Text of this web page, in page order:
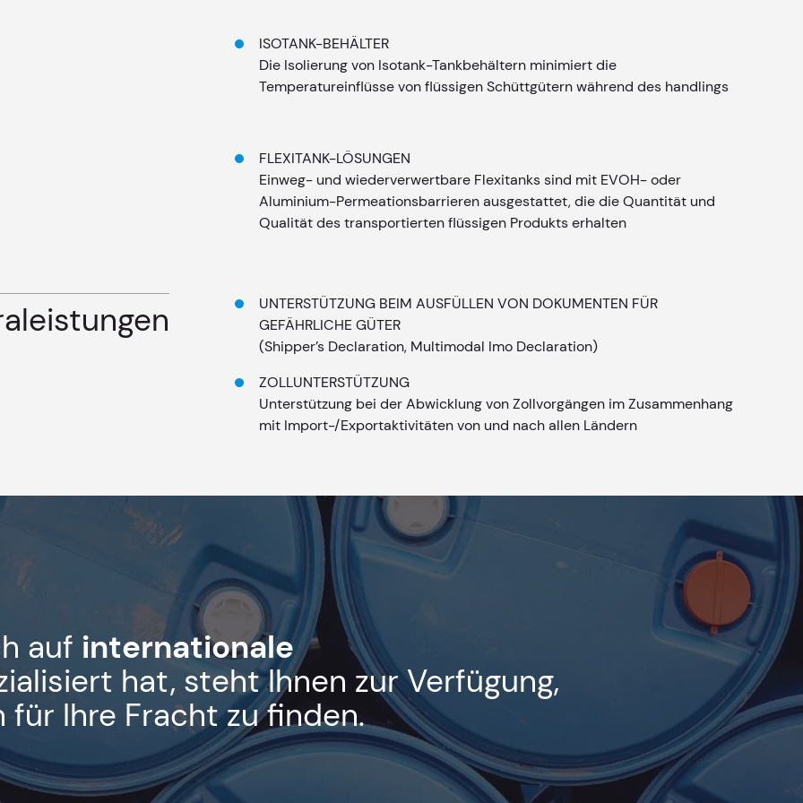
ISOTANK-BEHÄLTER
Die Isolierung von Isotank-Tankbehältern minimiert die
Temperatureinflüsse von flüssigen Schüttgütern während des handlings
FLEXITANK-LÖSUNGEN
Einweg- und wiederverwertbare Flexitanks sind mit EVOH- oder
Aluminium-Permeationsbarrieren ausgestattet, die die Quantität und
Qualität des transportierten flüssigen Produkts erhalten
UNTERSTÜTZUNG BEIM AUSFÜLLEN VON DOKUMENTEN FÜR
GEFÄHRLICHE GÜTER
(Shipper’s Declaration, Multimodal Imo Declaration)
ZOLLUNTERSTÜTZUNG
Unterstützung bei der Abwicklung von Zollvorgängen im Zusammenhang
mit Import-/Exportaktivitäten von und nach allen Ländern
auf internationale
hat, steht Ihnen zur Verfügung,
Ihre Fracht zu finden.